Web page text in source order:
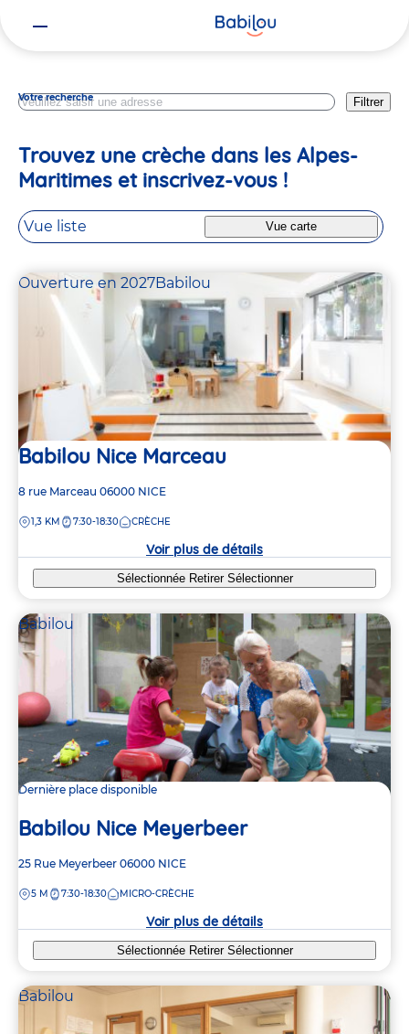
Votre recherche Filtrer
Trouvez une crèche dans les Alpes-
Maritimes et inscrivez-vous !
Vue liste Vue carte
Ouverture en 2027Babilou
Babilou Nice Marceau
Adresse
la
8 rue Marceau 06000 NICE
DISTANCE
1,3 KM 7:30-18:30 CRÈCHE
Voir plus de détails
Sélectionnée Retirer Sélectionner
Babilou
Dernière place disponible
Babilou Nice Meyerbeer
Adresse
la
25 Rue Meyerbeer 06000 NICE
DISTANCE
5 M 7:30-18:30 MICRO-CRÈCHE
Voir plus de détails
Sélectionnée Retirer Sélectionner
Babilou